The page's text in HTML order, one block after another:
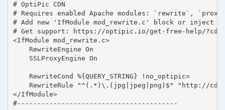
# OptiPic CDN
# Requires enabled Apache modules: `rewrite`,
# Add new 'IfModule mod_rewrite.c' block or inject
# Get support: https://optipic.io/get-free-help/
<IfModule mod_rewrite.c>
    RewriteEngine On
    SSLProxyEngine On
    RewriteCond %{QUERY_STRING} !no_optipic=
RewriteRule "^(.*)\.(jpg|jpeg|png)$" "http://
</IfModule>
#----------------------------------------